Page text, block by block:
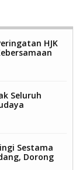
HJK
Seluruh
Kamtibmas.
Sestama
Dorong